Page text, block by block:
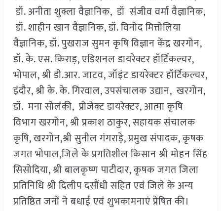
डॉ. अनीता शुक्ला वैज्ञानिक, डॉ संजीव वर्मा वैज्ञानिक,
डॉ. शाहीन खान वैज्ञानिक, डॉ. विनोद मित्तोलिया
वैज्ञानिक, डॉ. पुखराज सुमन कृषि विज्ञान केंद्र खरगोन,
डॉ. के. एस. किराड़, एडिशनल डायरेक्टर हॉर्टिकल्चर,
भोपाल, श्री डी.आर. जाटव, जॉइंट डायरेक्टर हॉर्टिकल्चर,
इंदौर, श्री के. के. गिरवाल, उपसंचालक उद्यान, खरगोन,
डॉ. मना सोलंकी, प्रोजेक्ट डायरेक्टर, आत्मा कृषि
विभाग खरगोन, श्री प्रकाश ठाकुर, सहायक संचालक
कृषि, खरगोन,श्री सुनील गंगराड़े, प्रमुख संपादक, कृषक
जगत भोपाल,जिले के प्रगतिशील किसान श्री मोहन सिंह
सिसोदिया, श्री बालकृष्ण पाटीदार, कृषक जगत जिला
प्रतिनिधि श्री दिलीप दसौंधी सहित एवं जिले के अन्य
प्रतिष्ठित जनों ने बधाई एवं शुभकामनाएं प्रेषित की।